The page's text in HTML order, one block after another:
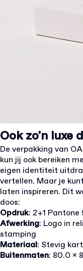
Ook zo'n luxe
De verpakking van
kun jij ook bereiken
eigen identiteit
vertellen. Maar je
laten inspireren. Dit
doos:
Opdruk: 2+1 Pantone
Afwerking: Logo in
stamping
Materiaal: Stevig
Buitenmaten: 80.0 x